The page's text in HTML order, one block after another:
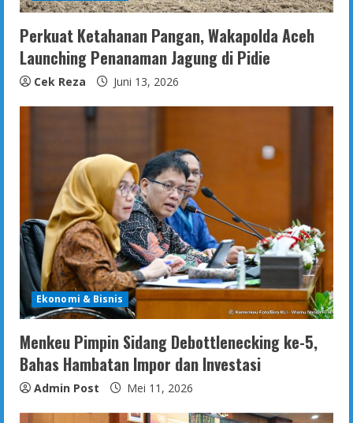
Perkuat Ketahanan Pangan, Wakapolda Aceh
Launching Penanaman Jagung di Pidie
Cek Reza Juni 13, 2026
Ekonomi & Bisnis
Menkeu Pimpin Sidang Debottlenecking ke-5,
Bahas Hambatan Impor dan Investasi
Admin Post Mei 11, 2026